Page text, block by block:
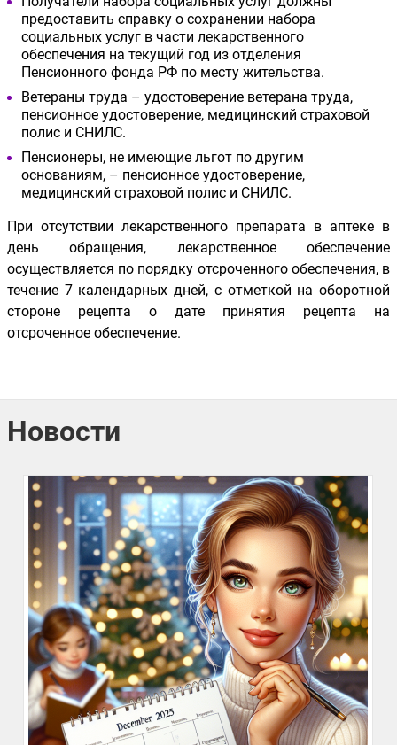
предоставить справку о сохранении набора
социальных услуг в части лекарственного
обеспечения на текущий год из отделения
Пенсионного фонда РФ по месту жительства.
Ветераны труда – удостоверение ветерана труда,
пенсионное удостоверение, медицинский страховой
полис и СНИЛС.
Пенсионеры, не имеющие льгот по другим
основаниям, – пенсионное удостоверение,
медицинский страховой полис и СНИЛС.
При отсутствии лекарственного препарата в аптеке в
день обращения, лекарственное обеспечение
осуществляется по порядку отсроченного обеспечения, в
течение 7 календарных дней, с отметкой на оборотной
стороне рецепта о дате принятия рецепта на
отсроченное обеспечение.
Новости